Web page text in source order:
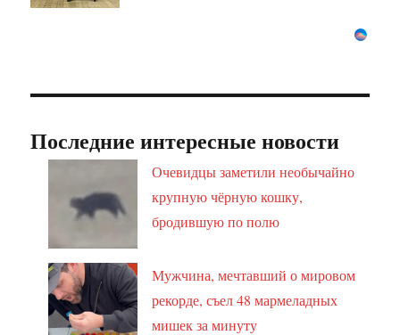
Последние интересные новости
Очевидцы заметили необычайно
крупную чёрную кошку,
бродившую по полю
Мужчина, мечтавший о мировом
рекорде, съел 48 мармеладных
мишек за минуту